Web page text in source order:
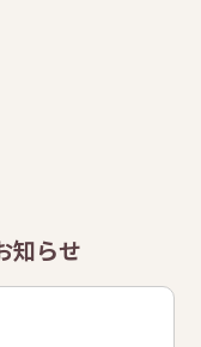
知らせ